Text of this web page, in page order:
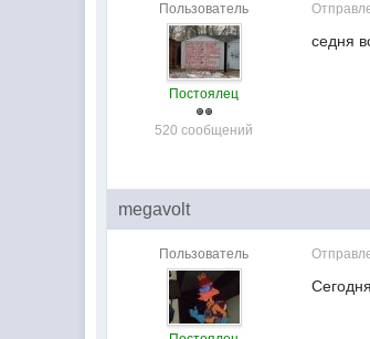
Пользователь
Постоялец
520 сообщений
седня
megavolt
Пользователь